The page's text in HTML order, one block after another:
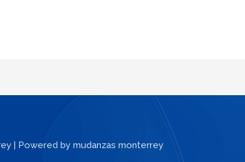
| Powered by mudanzas monterrey